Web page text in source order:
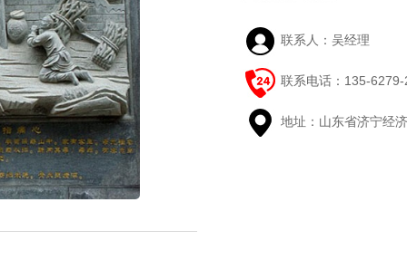
联系人：吴经理
联系电话：135-6279-
地址：山东省济宁经